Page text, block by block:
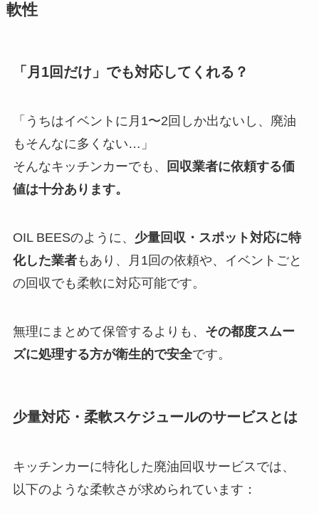
軟性
「月1回だけ」でも対応してくれる？
「うちはイベントに月1〜2回しか出ないし、廃油
もそんなに多くない…」
そんなキッチンカーでも、
回収業者に依頼する価
値は十分あります。
OIL BEESのように、 少量回収・スポット対応に特
化した業者もあり、月1回の依頼や、イベントごと
の回収でも柔軟に対応可能です。
無理にまとめて保管するよりも、 その都度スムー
ズに処理する方が衛生的で安全です。
少量対応・柔軟スケジュールのサービスとは
キッチンカーに特化した廃油回収サービスでは、
以下のような柔軟さが求められています：